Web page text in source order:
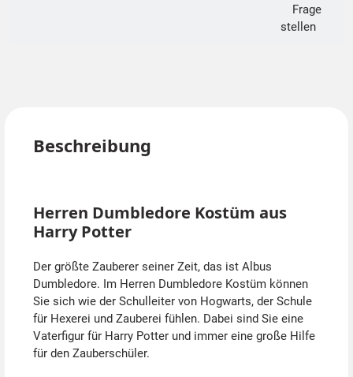
Frage
stellen
Beschreibung
Herren Dumbledore Kostüm aus
Harry Potter
Der größte Zauberer seiner Zeit, das ist Albus
Dumbledore. Im Herren Dumbledore Kostüm können
Sie sich wie der Schulleiter von Hogwarts, der Schule
für Hexerei und Zauberei fühlen. Dabei sind Sie eine
Vaterfigur für Harry Potter und immer eine große Hilfe
für den Zauberschüler.